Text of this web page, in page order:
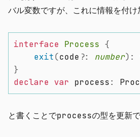
バル変数ですが、これに情報を付け
interface Process
{
exit(code ?: number) :
}
declare var process :
と書くことでprocessの型を更新で